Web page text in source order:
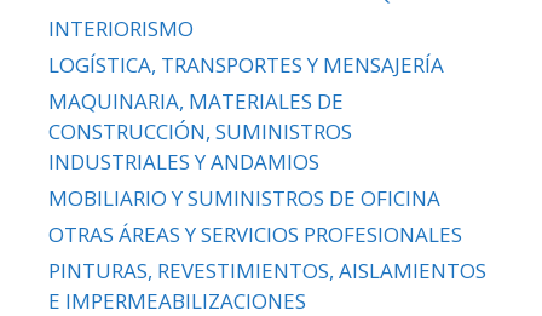
INTERIORISMO
LOGÍSTICA, TRANSPORTES Y MENSAJERÍA
MAQUINARIA, MATERIALES DE
CONSTRUCCIÓN, SUMINISTROS
INDUSTRIALES Y ANDAMIOS
MOBILIARIO Y SUMINISTROS DE OFICINA
OTRAS ÁREAS Y SERVICIOS PROFESIONALES
PINTURAS, REVESTIMIENTOS, AISLAMIENTOS
E IMPERMEABILIZACIONES